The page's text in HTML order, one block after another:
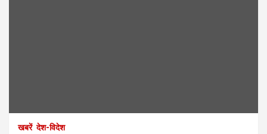
खबरें देश-विदेश